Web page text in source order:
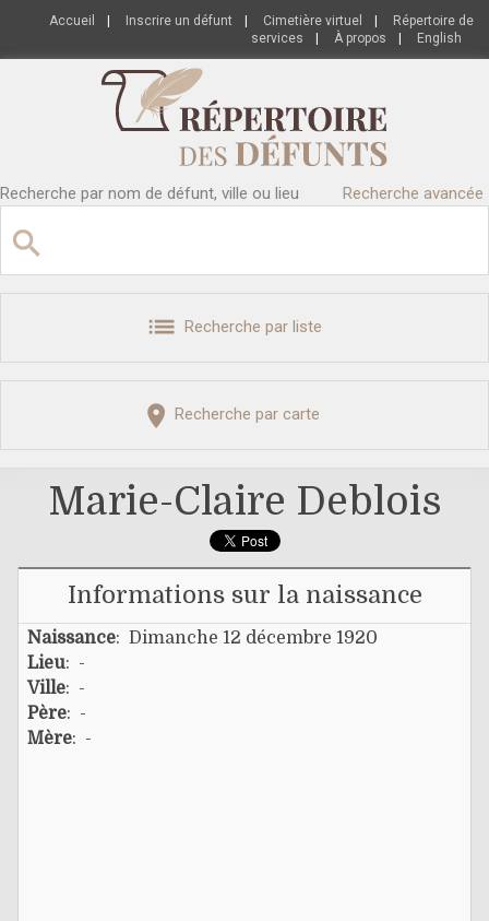
Accueil Inscrire un défunt Cimetière virtuel
Répertoire de
services
À propos English
Recherche par nom de défunt, ville ou lieu Recherche avancée
Recherche par liste
Recherche par carte
Marie-Claire Deblois
Informations sur la naissance
Naissance: Dimanche 12 décembre 1920
Lieu: -
Ville: -
Père: -
Mère: -